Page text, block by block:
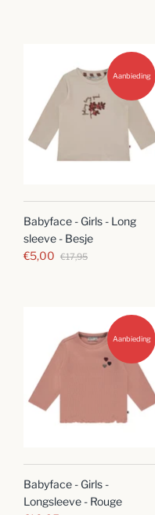
Aanbieding
Babyface - Girls - Long
sleeve - Besje
€5,00 €17,95
Aanbieding
Babyface - Girls -
Longsleeve - Rouge